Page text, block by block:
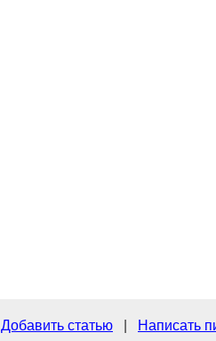
Добавить статью
Написать